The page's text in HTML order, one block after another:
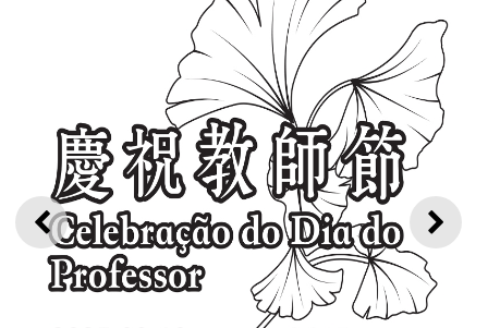
ANTERIOR